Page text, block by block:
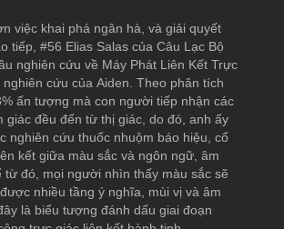
việc khai phá ngân hà, và giải quyết
tiếp, #56 Elias Salas của Câu Lạc Bộ
nghiên cứu về Máy Phát Liên Kết Trực
cứu của Aiden. Theo phân tích
ấn tượng mà con người tiếp nhận các
giác đều đến từ thị giác, do đó, anh ấy
nghiên cứu thuốc nhuộm báo hiệu, cố
kết giữa màu sắc và ngôn ngữ, âm
từ đó, mọi người nhìn thấy màu sắc sẽ
nhiều tầng ý nghĩa, mùi vị và âm
là biểu tượng đánh dấu giai đoạn